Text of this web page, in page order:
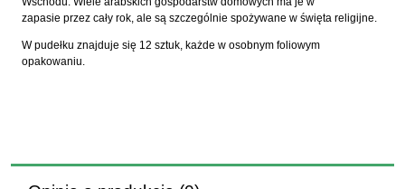
zapasie przez cały rok, ale są szczególnie spożywane w święta religijne.
W pudełku znajduje się 12 sztuk, każde w osobnym foliowym
opakowaniu.